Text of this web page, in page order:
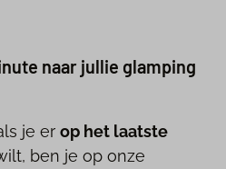
naar jullie glamping
je erop het laatste
ben je op onze